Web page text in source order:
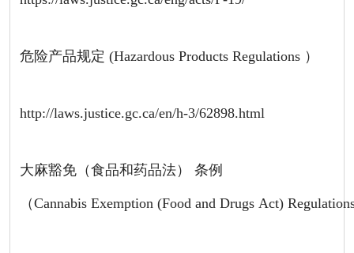
危险产品规定 (Hazardous Products Regulations ）
http://laws.justice.gc.ca/en/h-3/62898.html
大麻豁免（食品和药品法） 条例
（Cannabis Exemption (Food and Drugs Act)